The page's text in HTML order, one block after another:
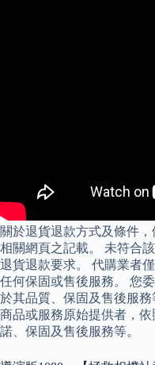
關於退貨退款方式及條件
相關網頁之記載。 未符合
退貨退款要求。 代購業者
任何保固或售後服務。 您
於其品質、保固及售後服務
商品或服務原始提供者，
諾、保固及售後服務等。